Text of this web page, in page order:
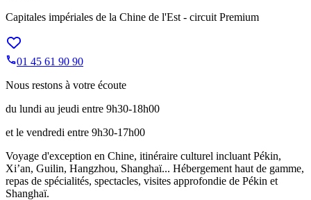
Capitales impériales de la Chine de l'Est - circuit Premium
01 45 61 90 90
Nous restons à votre écoute
du lundi au jeudi entre 9h30-18h00
et le vendredi entre 9h30-17h00
Voyage d'exception en Chine, itinéraire culturel incluant Pékin,
Xi’an, Guilin, Hangzhou, Shanghaï... Hébergement haut de gamme,
repas de spécialités, spectacles, visites approfondie de Pékin et
Shanghaï.